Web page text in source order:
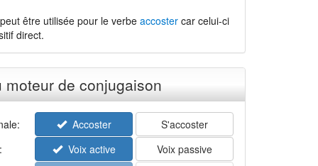
être utilisée pour le verbe accostercar celui-ci
direct.
moteur de conjugaison
Accoster
S'accoster
Voix active
Voix passive